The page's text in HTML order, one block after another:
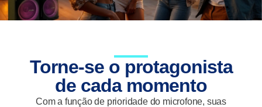
Torne-se o protagonista
de cada momento
Com a função de prioridade do microfone, suas